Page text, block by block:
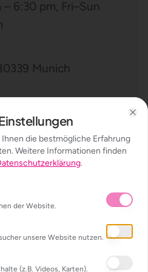
6:30 pm, Fri–Sun
Munich
hour slot. Book your
die bestmögliche Erfahrung
Weitere Informationen finden
.
der Website.
unsere Website nutzen.
(z.B. Videos, Karten).